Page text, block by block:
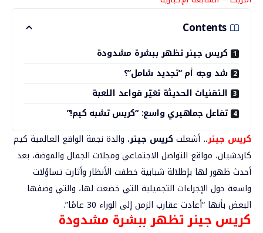
Contents
كريس جينر تظهر ببشرة مشدودة
شد وجه أم “تجديد شامل”؟
التقنيات الحديثة تغيّر قواعد اللعبة
تفاعل جماهيري واسع: “كريس تشبه كيم!”
كريس جينر.. أشعلتكريس جينر، والدة نجمة الواقع العالمية كيم
كاردشيان، مواقع التواصل الاجتماعي ومجلات الجمال والموضة، بعد
أحدث ظهور لها بإطلالة شبابية خطفت الأنظار وأثارت تساؤلات
واسعة حول الإجراءات التجميلية التي خضعت لها، والتي وصفها
البعض بأنها “أعادت عقارب الزمن إلى الوراء 30 عامًا”.
كريس جينر تظهر ببشرة مشدودة